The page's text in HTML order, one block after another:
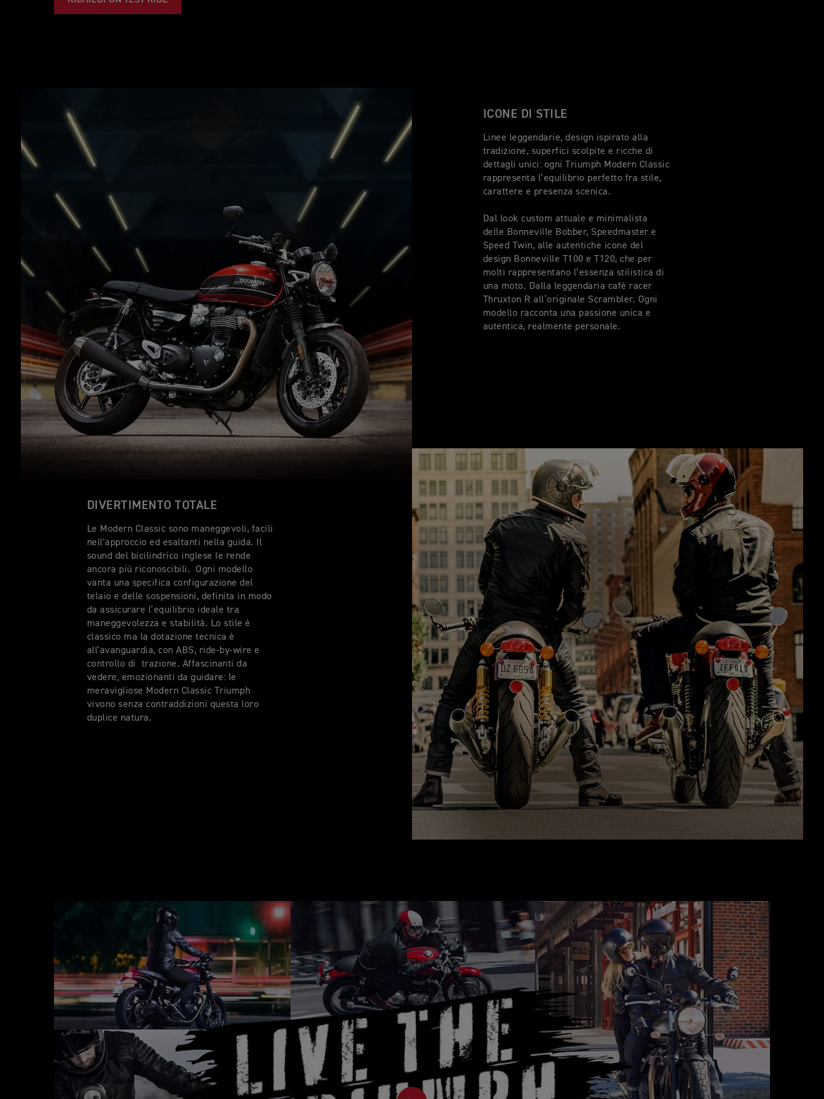
ICONE DI STILE
Linee leggendarie, design ispirato alla
tradizione, superfici scolpite e ricche di
dettagli unici: ogni Triumph Modern Classic
rappresenta l’equilibrio perfetto fra stile,
carattere e presenza scenica.
Dal look custom attuale e minimalista
delle Bonneville Bobber, Speedmaster e
Speed Twin, alle autentiche icone del
design Bonneville T100 e T120, che per
molti rappresentano l’essenza stilistica di
una moto. Dalla leggendaria café racer
Thruxton R all’originale Scrambler. Ogni
modello racconta una passione unica e
autentica, realmente personale.
DIVERTIMENTO TOTALE
Le Modern Classic sono maneggevoli, facili
nell'approccio ed esaltanti nella guida. Il
sound del bicilindrico inglese le rende
ancora più riconoscibili. Ogni modello
vanta una specifica configurazione del
telaio e delle sospensioni, definita in modo
da assicurare l’equilibrio ideale tra
maneggevolezza e stabilità. Lo stile è
classico ma la dotazione tecnica è
all'avanguardia, con ABS, ride-by-wire e
controllo di trazione. Affascinanti da
vedere, emozionanti da guidare: le
meravigliose Modern Classic Triumph
vivono senza contraddizioni questa loro
duplice natura.